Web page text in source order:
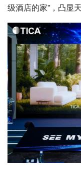
级酒店的家”，凸显